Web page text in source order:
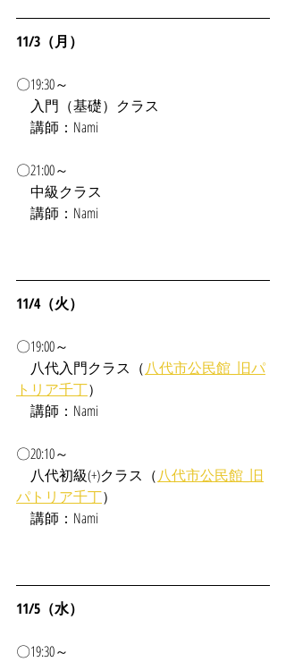
11/3（月）
〇19:30～
入門（基礎）クラス
講師：Nami
〇21:00～
中級クラス
講師：Nami
11/4（火）
〇19:00～
八代入門クラス（八代市公民館_旧パ
トリア千丁）
講師：Nami
〇20:10～
八代初級(+)クラス（八代市公民館_旧
パトリア千丁）
講師：Nami
11/5（水）
〇19:30～